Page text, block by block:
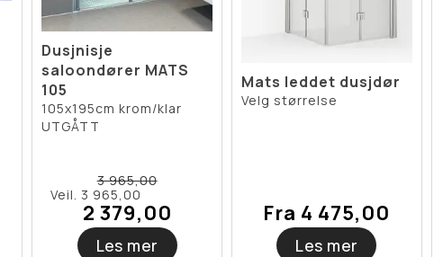
Dusjnisje
saloondører MATS
105
105x195cm krom/klar
UTGÅTT
3 965,00
Veil. 3 965,00
2 379,00
Les mer
Mats leddet dusjdør
Velg størrelse
Fra 4 475,00
Les mer